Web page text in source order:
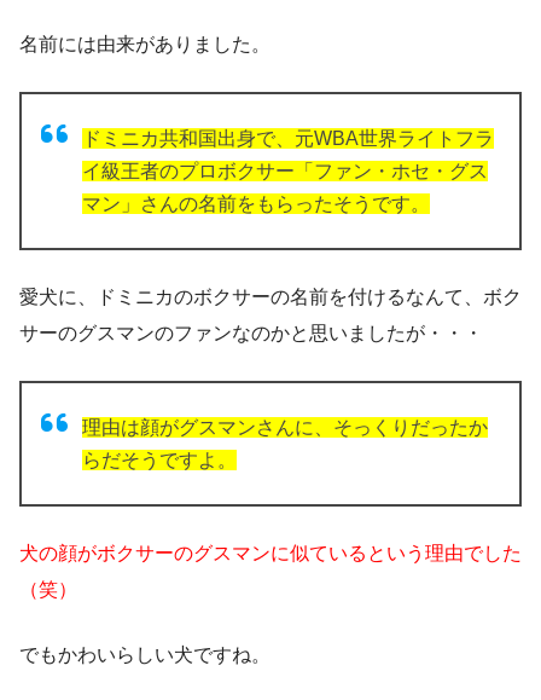
名前には由来がありました。
ドミニカ共和国出身で、元WBA世界ライトフラ
イ級王者のプロボクサー「ファン・ホセ・グス
マン」さんの名前をもらったそうです。
愛犬に、ドミニカのボクサーの名前を付けるなんて、ボク
サーのグスマンのファンなのかと思いましたが・・・
理由は顔がグスマンさんに、そっくりだったか
らだそうですよ。
犬の顔がボクサーのグスマンに似ているという理由でした
（笑）
でもかわいらしい犬ですね。